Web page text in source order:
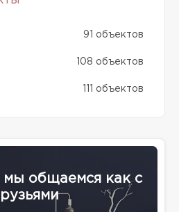
91 объектов
108 объектов
111 объектов
мы общаемся как с